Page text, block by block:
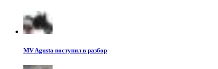
MV Agusta поступил в разбор